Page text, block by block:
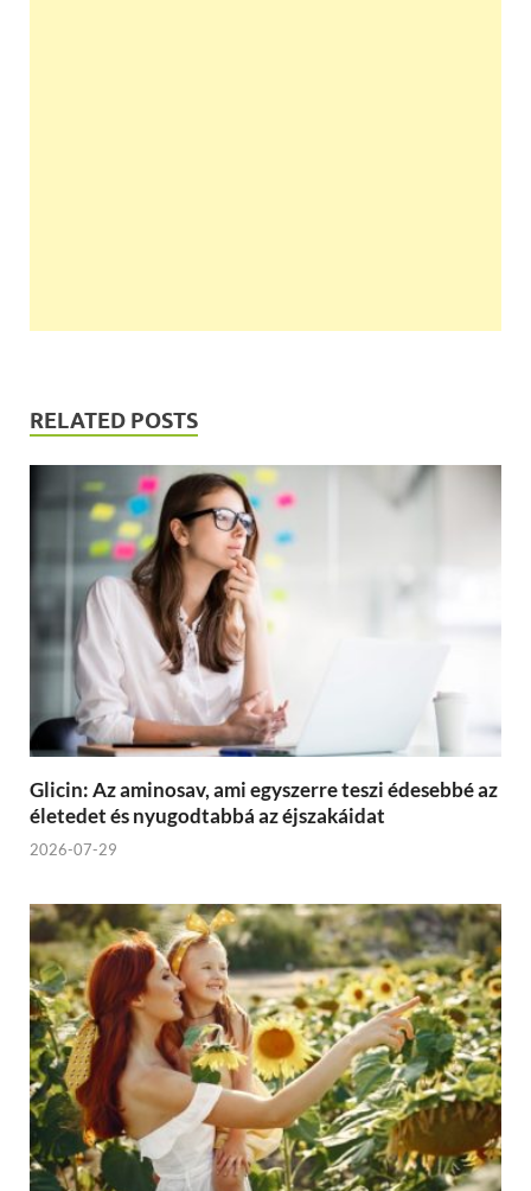
RELATED POSTS
Glicin: Az aminosav, ami egyszerre teszi édesebbé az
életedet és nyugodtabbá az éjszakáidat
2026-07-29